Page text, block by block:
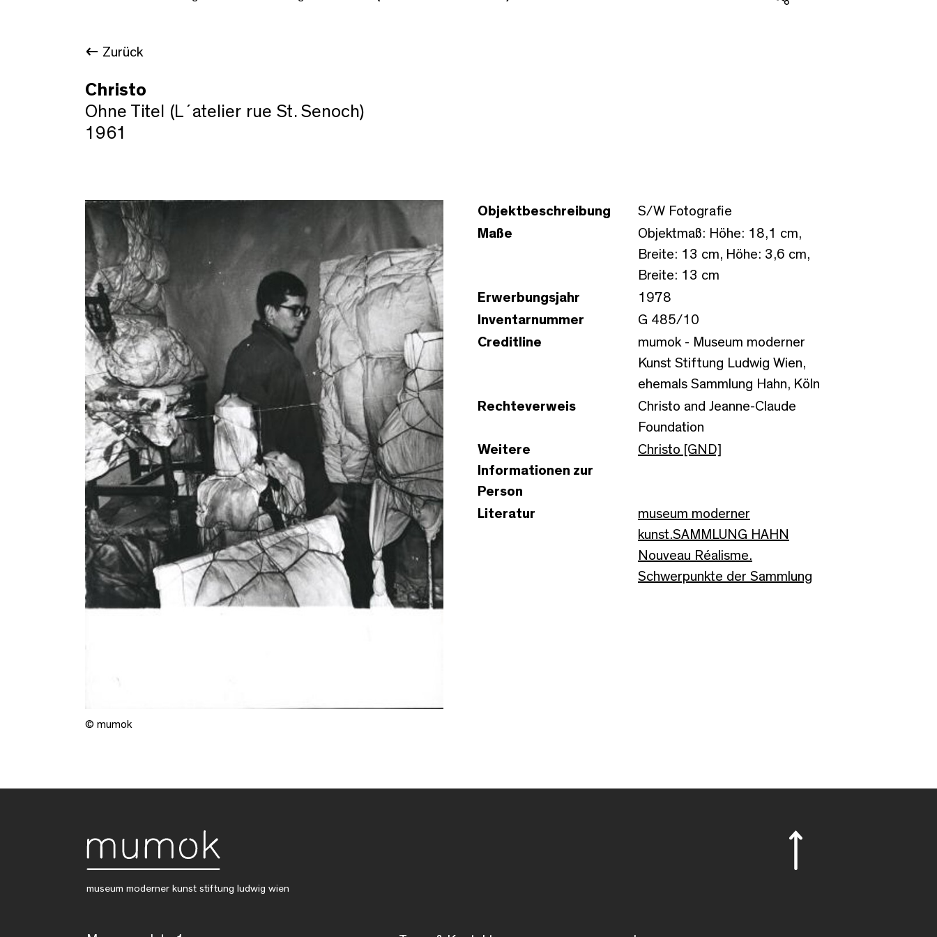
Zurück
Christo
Ohne Titel (L´atelier rue St. Senoch)
1961
© mumok
Objektbeschreibung
S/W Fotografie
Maße
Objektmaß: Höhe: 18,1 cm,
Breite: 13 cm, Höhe: 3,6 cm,
Breite: 13 cm
Erwerbungsjahr
1978
Inventarnummer
G 485/10
Creditline
mumok - Museum moderner
Kunst Stiftung Ludwig Wien,
ehemals Sammlung Hahn, Köln
Rechteverweis
Christo and Jeanne-Claude
Foundation
Weitere
Informationen zur
Person
Christo [GND]
Literatur
museum moderner
kunst.SAMMLUNG HAHN
Nouveau Réalisme.
Schwerpunkte der Sammlung
museum moderner kunst stiftung ludwig wien